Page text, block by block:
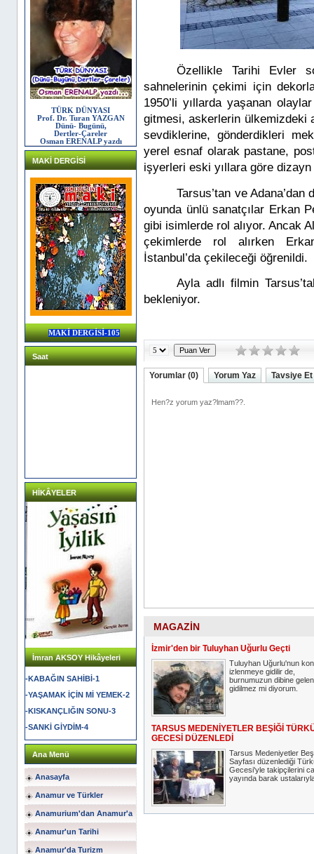
TÜRK DÜNYASI
Prof. Dr. Turan YAZGAN
Dünü- Bugünü,
Dertler-Çareler
Osman ERENALP yazdı
MAKİ DERGİSİ
MAKİ DERGİSİ-105
Saat
HİKÂYELER
İmran AKSOY Hikâyeleri
-KABAĞIN SAHİBİ-1
-YAŞAMAK İÇİN Mİ YEMEK-2
-KISKANÇLIĞIN SONU-3
-SANKİ GİYDİM-4
Ana Menü
Anasayfa
Anamur ve Türkler
Anamurium'dan Anamur'a
Anamur'un Tarihi
Anamur'da Turizm
Özellikle Tarihi Evler
sahnelerinin çekimi için
1950’li yıllarda yaşanan
gitmesi, askerlerin ülkemizdeki
sevdiklerine, gönderdikleri
yerel esnaf olarak pastane,
işyerleri eski yıllara göre
Tarsus’tan ve Adana’dan
oyunda ünlü sanatçılar Erkan
gibi isimlerde rol alıyor. Ancak
çekimlerde rol alırken
İstanbul’da çekileceği öğrenildi.
Ayla adlı filmin
bekleniyor.
Yorumlar (0) Yorum Yaz Tavsiye Et
MAGAZİN
İzmir'den bir Tuluyhan Uğurlu Geçti
Tuluyhan Uğurlu'nun
izlenmeye gidilir de,
burnumuzun dibine
gidilmez mi diyorum.
TARSUS MEDENİYETLER BEŞİĞİ
GECESİ DÜZENLEDİ
Tarsus Medeniyetler
Sayfası düzenlediği
Gecesi'yle takipçilerini
yayında barak